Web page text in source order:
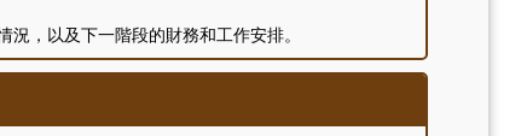
，以及下一階段的財務和工作安排。